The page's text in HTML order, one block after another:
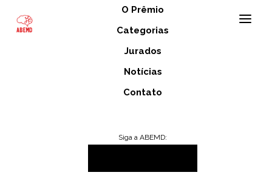
O Prêmio
Categorias
Jurados
Notícias
Contato
Siga a ABEMD:
REGULAMENTO